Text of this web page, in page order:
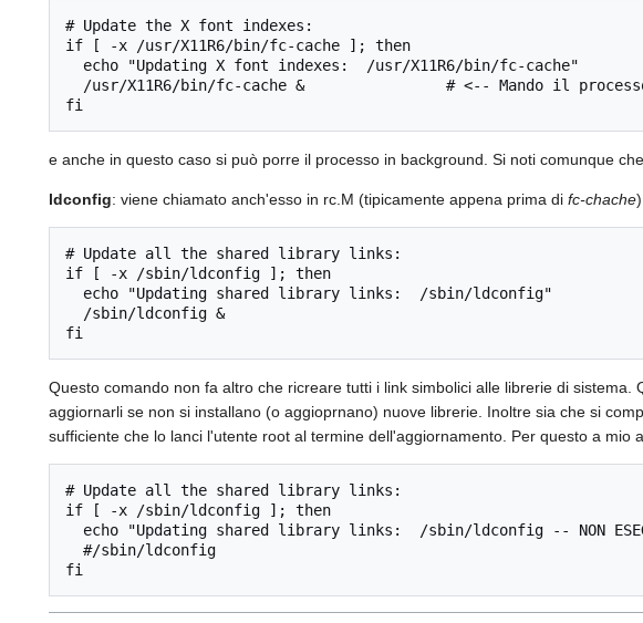
# Update the X font indexes:
if [ -x /usr/X11R6/bin/fc-cache ]; then
fi
e anche in questo caso si può porre il processo in background. Si noti comunque che
ldconfig: viene chiamato anch'esso in rc.M (tipicamente appena prima di fc-chache
# Update all the shared library links:
if [ -x /sbin/ldconfig ]; then
fi
Questo comando non fa altro che ricreare tutti i link simbolici alle librerie di
aggiornarli se non si installano (o aggioprnano) nuove librerie. Inoltre sia che si
sufficiente che lo lanci l'utente root al termine dell'aggiornamento. Per questo a mio
# Update all the shared library links:
if [ -x /sbin/ldconfig ]; then
fi